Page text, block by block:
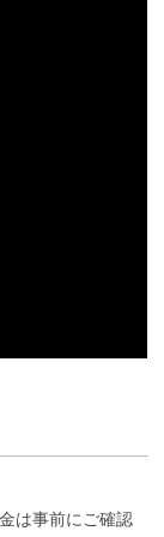
は事前にご確認